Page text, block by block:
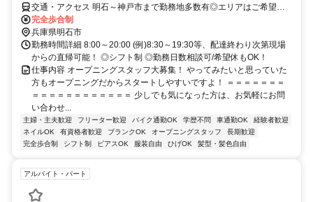
交通・アクセス 明石～神戸市まで勤務地多数有◎エリアはご希望に
応じます！直行直帰です！
完全歩合制
兵庫県明石市
勤務時間詳細 8:00～20:00 (例)8:30～19:30等、配達終わり次第現場
からの直帰可能！ ◎シフト制 ◎勤務日数相談可/希望休もOK！
仕事内容 オープニングスタッフ大募集！ やってみたいと思っていた
方もオープニングだからスタートしやすいですよ！ ＝＝＝＝＝＝＝
＝＝＝＝＝＝＝＝＝＝＝＝ 少しでも気になった方は、お気軽にお問
い合わせ...
主婦・主夫歓迎 フリーター歓迎 バイク通勤OK 学歴不問 車通勤OK
経験者歓迎
ネイルOK
有資格者歓迎 ブランクOK オープニングスタッフ
長期歓迎
完全歩合制
シフト制 ピアスOK 服装自由 ひげOK 髪型・髪色自由
アルバイト・パート